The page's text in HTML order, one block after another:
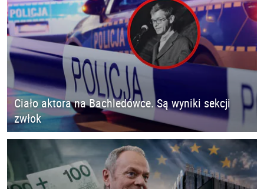
Ciało aktora na Bachledówce. Są wyniki sekcji
zwłok